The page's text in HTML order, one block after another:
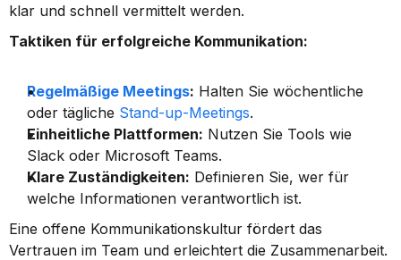
klar und schnell vermittelt werden.
Taktiken für erfolgreiche Kommunikation:
Regelmäßige Meetings: Halten Sie wöchentliche
oder tägliche Stand-up-Meetings.
Einheitliche Plattformen: Nutzen Sie Tools wie
Slack oder Microsoft Teams.
Klare Zuständigkeiten: Definieren Sie, wer für
welche Informationen verantwortlich ist.
Eine offene Kommunikationskultur fördert das
Vertrauen im Team und erleichtert die Zusammenarbeit.